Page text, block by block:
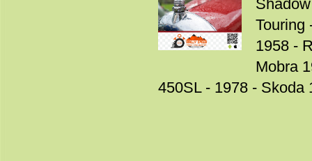
Touring
1958 -
Mobra
450SL - 1978 - Skoda